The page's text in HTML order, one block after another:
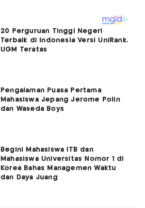
20 Perguruan Tinggi Negeri
Terbaik di Indonesia Versi UniRank,
UGM Teratas
Pengalaman Puasa Pertama
Mahasiswa Jepang Jerome Polin
dan Waseda Boys
Begini Mahasiswa ITB dan
Mahasiswa Universitas Nomor 1 di
Korea Bahas Managemen Waktu
dan Daya Juang